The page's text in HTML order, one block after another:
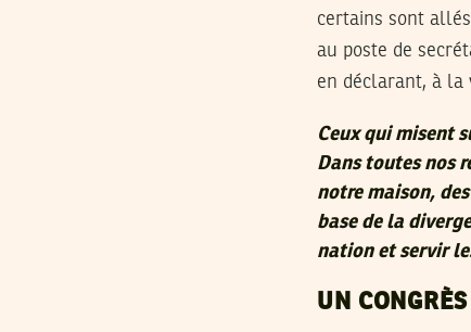
certains sont
au poste de
en déclarant, à la
Ceux qui misent
Dans toutes nos
notre maison,
base de la
nation et servir
UN